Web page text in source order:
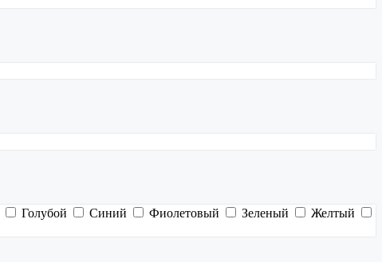
Голубой Синий Фиолетовый Зеленый
Желтый